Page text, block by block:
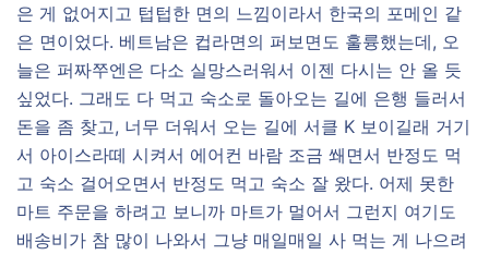
은 게 없어지고 텁텁한 면의 느낌이라서 한국의 포메인 같
은 면이었다. 베트남은 컵라면의 퍼보면도 훌륭했는데, 오
늘은 퍼짜쭈엔은 다소 실망스러워서 이젠 다시는 안 올 듯
싶었다. 그래도 다 먹고 숙소로 돌아오는 길에 은행 들러서
돈을 좀 찾고, 너무 더워서 오는 길에 서클 K 보이길래 거기
서 아이스라떼 시켜서 에어컨 바람 조금 쐐면서 반정도 먹
고 숙소 걸어오면서 반정도 먹고 숙소 잘 왔다. 어제 못한
마트 주문을 하려고 보니까 마트가 멀어서 그런지 여기도
배송비가 참 많이 나와서 그냥 매일매일 사 먹는 게 나으려